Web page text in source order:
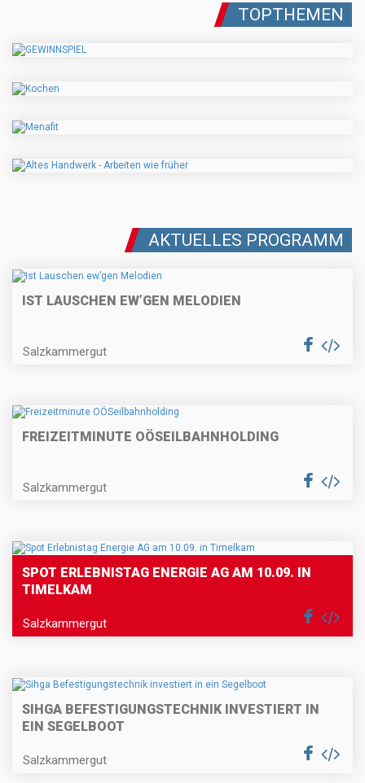
TOPTHEMEN
AKTUELLES PROGRAMM
IST LAUSCHEN EW’GEN MELODIEN
Salzkammergut
FREIZEITMINUTE OÖSEILBAHNHOLDING
Salzkammergut
SPOT ERLEBNISTAG ENERGIE AG AM 10.09. IN
TIMELKAM
Salzkammergut
SIHGA BEFESTIGUNGSTECHNIK INVESTIERT IN
EIN SEGELBOOT
Salzkammergut